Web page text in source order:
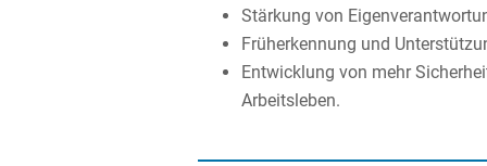
Stärkung von
Früherken­nung und
Entwick­lung von mehr
Arbeitsleben.